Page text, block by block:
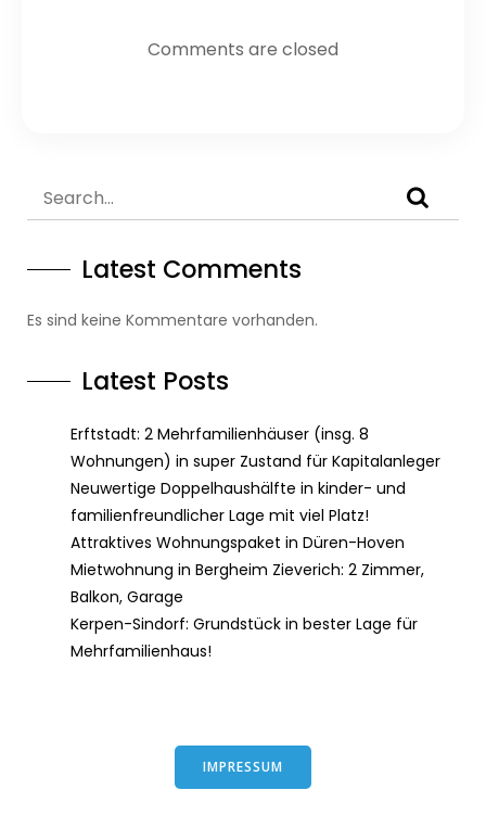
Comments are closed
Latest Comments
Es sind keine Kommentare vorhanden.
Latest Posts
Erftstadt: 2 Mehrfamilienhäuser (insg. 8
Wohnungen) in super Zustand für Kapitalanleger
Neuwertige Doppelhaushälfte in kinder- und
familienfreundlicher Lage mit viel Platz!
Attraktives Wohnungspaket in Düren-Hoven
Mietwohnung in Bergheim Zieverich: 2 Zimmer,
Balkon, Garage
Kerpen-Sindorf: Grundstück in bester Lage für
Mehrfamilienhaus!
IMPRESSUM